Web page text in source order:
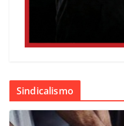
Sindicalismo